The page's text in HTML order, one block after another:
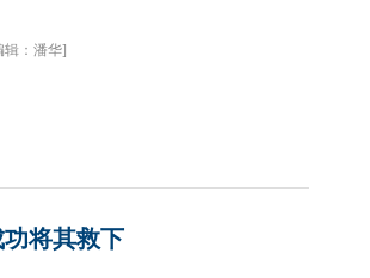
辑：潘华]
将其救下